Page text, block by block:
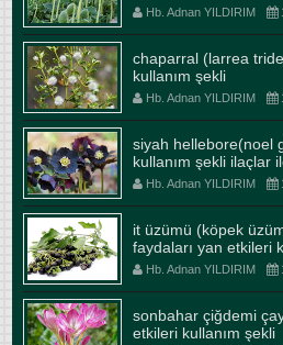
Hb. Adnan YILDIRIM
chaparral (larrea
kullanım şekli
Hb. Adnan YILDIRIM
siyah hellebore(noel
kullanım şekli ilaçlar
Hb. Adnan YILDIRIM
it üzümü (köpek
faydaları yan etkileri
Hb. Adnan YILDIRIM
sonbahar çiğdemi
etkileri kullanım şekli